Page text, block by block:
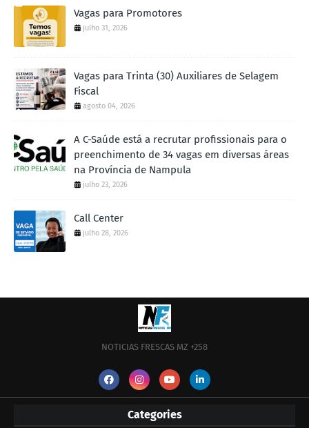
Vagas para Promotores
julho 31, 2026
Vagas para Trinta (30) Auxiliares de Selagem
Fiscal
agosto 04, 2026
A C-Saúde está a recrutar profissionais para o
preenchimento de 34 vagas em diversas áreas
na Província de Nampula
julho 23, 2026
Call Center
julho 28, 2026
NOTICIAS FRESCAS MZ +258
Categories